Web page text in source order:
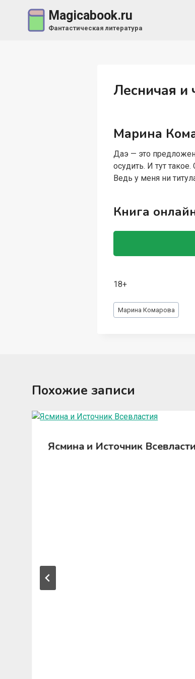
содержимому
Magicabook.ru
Фантастическая литература
Лесничая и
Марина
Даэ — это
осудить. И тут
Ведь у меня ни
Книга
18+
Метки
записи:
Марина Комарова
Похожие записи
Ясмина и Источник